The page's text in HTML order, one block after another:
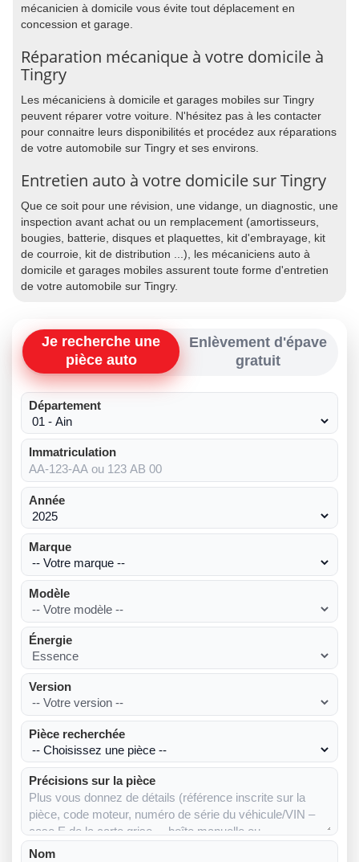
mécanicien à domicile vous évite tout déplacement en
concession et garage.
Réparation mécanique à votre domicile à
Tingry
Les mécaniciens à domicile et garages mobiles sur Tingry
peuvent réparer votre voiture. N'hésitez pas à les contacter
pour connaitre leurs disponibilités et procédez aux réparations
de votre automobile sur Tingry et ses environs.
Entretien auto à votre domicile sur Tingry
Que ce soit pour une révision, une vidange, un diagnostic, une
inspection avant achat ou un remplacement (amortisseurs,
bougies, batterie, disques et plaquettes, kit d'embrayage, kit
de courroie, kit de distribution ...), les mécaniciens auto à
domicile et garages mobiles assurent toute forme d'entretien
de votre automobile sur Tingry.
Je recherche une
pièce auto
Enlèvement d'épave
gratuit
Département
Immatriculation
Année
Marque
Modèle
Énergie
Version
Pièce recherchée
Précisions sur la pièce
Nom